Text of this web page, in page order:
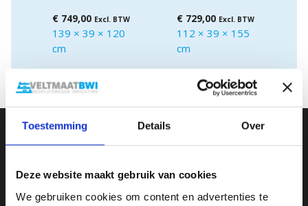
Toestemming Details Over
Deze website maakt gebruik van cookies
We gebruiken cookies om content en advertenties te
€ 749,00 Excl. BTW
139 × 39 × 120
cm
€729,00 Excl. BTW
112 × 39 × 155
cm